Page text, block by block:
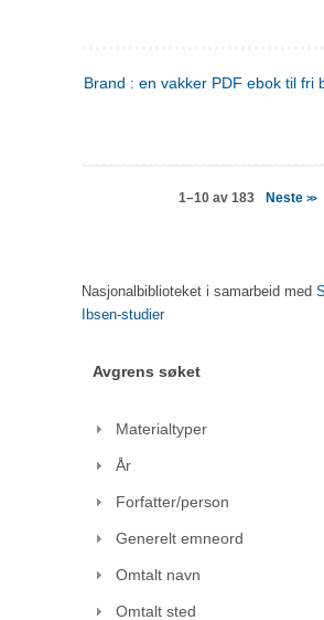
Brand : en vakker PDF ebok til fri
1–10 av 183 Neste >>
Nasjonalbiblioteket i samarbeid med
Ibsen-studier
Avgrens søket
Materialtyper
År
Forfatter/person
Generelt emneord
Omtalt navn
Omtalt sted